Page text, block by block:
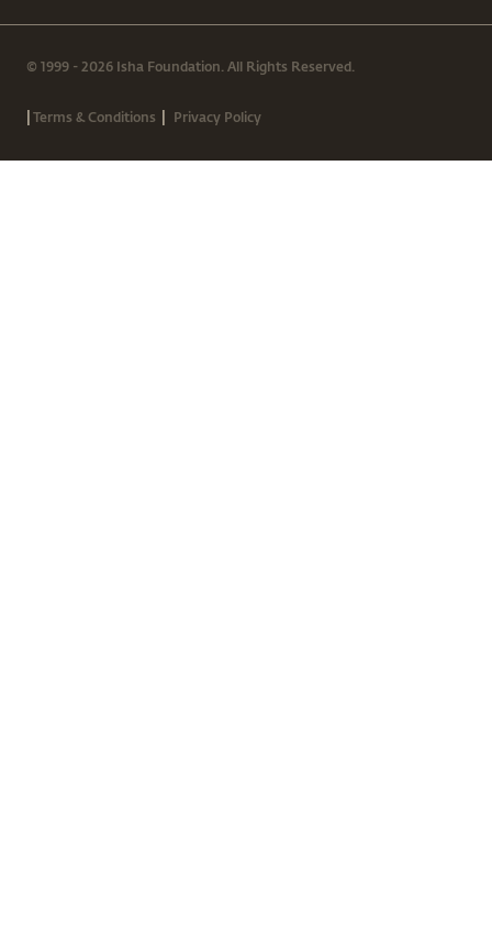
© 1999 - 2026 Isha Foundation. All Rights Reserved.
|Terms & Conditions | Privacy Policy